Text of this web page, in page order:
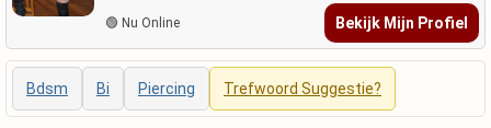
🟢 Nu Online Bekijk Mijn Profiel
Bdsm Bi Piercing Trefwoord Suggestie?